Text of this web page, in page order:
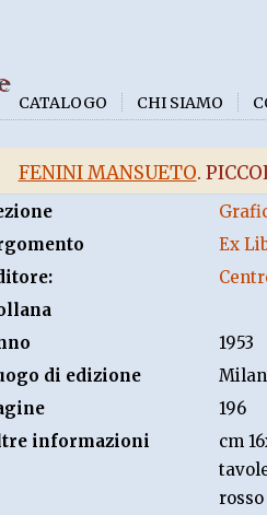
CATALOGO CHI SIAMO
FENINI MANSUETO.
Ex
1953
di edizione
196
informazioni
cm